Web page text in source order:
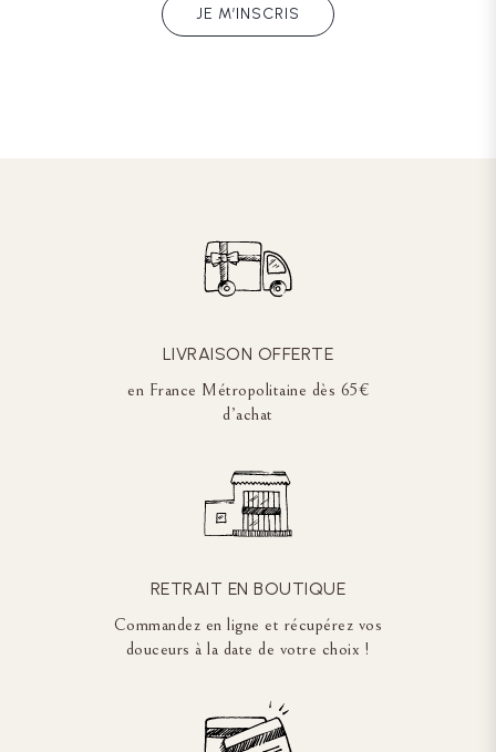
JE M’INSCRIS
LIVRAISON OFFERTE
en France Métropolitaine dès 65€
d’achat
RETRAIT EN BOUTIQUE
Commandez en ligne et récupérez vos
douceurs à la date de votre choix !